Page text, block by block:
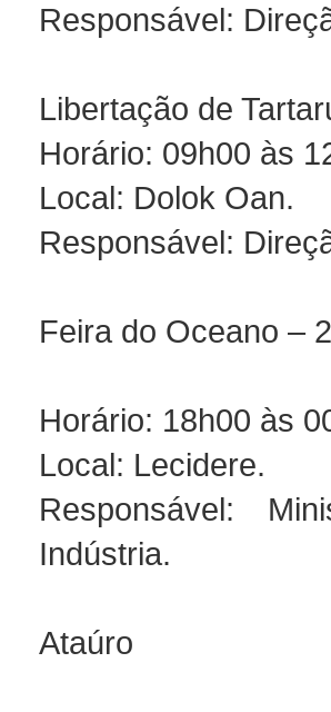
Responsável:
Libertação de
Horário: 09h00 às
Local: Dolok Oan.
Responsável:
Feira do Oceano –
Horário: 18h00 às
Local: Lecidere.
Responsável:
Indústria.
Ataúro